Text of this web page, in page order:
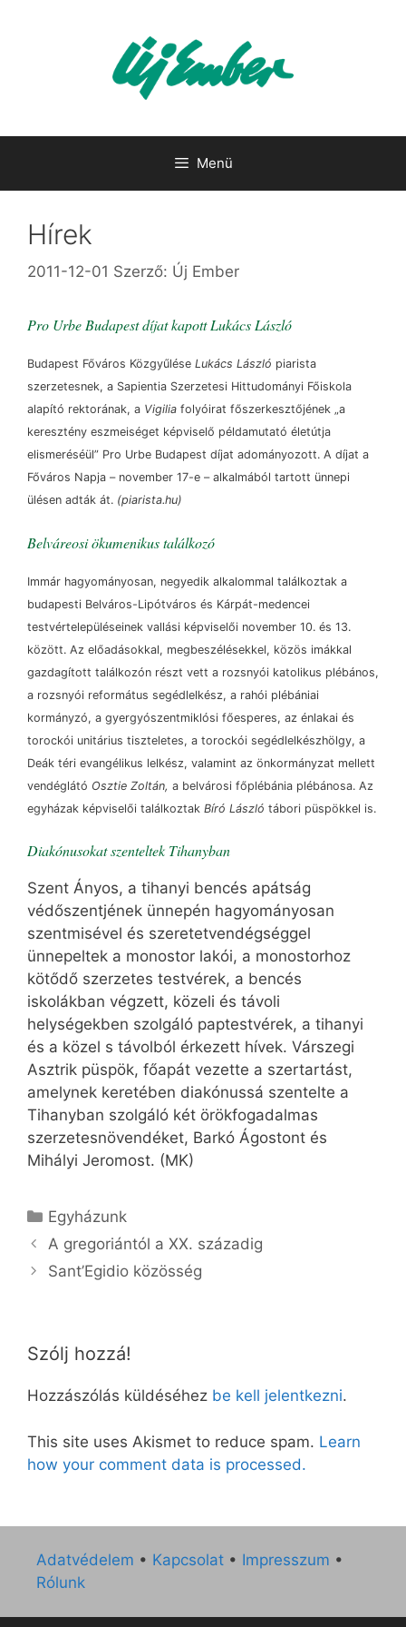
Menü
Hírek
2011-12-01 Szerző: Új Ember
Pro Urbe Budapest díjat kapott Lukács László
Budapest Főváros Közgyűlése Lukács László piarista
szerzetesnek, a Sapientia Szerzetesi Hittudományi Főiskola
alapító rektorának, a Vigilia folyóirat főszerkesztőjének „a
keresztény eszmeiséget képviselő példamutató életútja
elismeréséül” Pro Urbe Budapest díjat adományozott. A díjat a
Főváros Napja –november 17-e –alkalmából tartott ünnepi
ülésen adták át. (piarista.hu)
Belváreosi ökumenikus találkozó
Immár hagyományosan, negyedik alkalommal találkoztak a
budapesti Belváros-Lipótváros és Kárpát-medencei
testvértelepüléseinek vallási képviselői november 10. és 13.
között. Az előadásokkal, megbeszélésekkel, közös imákkal
gazdagított találkozón részt vett a rozsnyói katolikus plébános,
a rozsnyói református segédlelkész, a rahói plébániai
kormányzó, a gyergyószentmiklósi főesperes, az énlakai és
torockói unitárius tiszteletes, a torockói segédlelkészhölgy, a
Deák téri evangélikus lelkész, valamint az önkormányzat mellett
vendéglátó Osztie Zoltán, a belvárosi főplébánia plébánosa. Az
egyházak képviselői találkoztak Bíró László tábori püspökkel is.
Diakónusokat szenteltek Tihanyban
Szent Ányos, a tihanyi bencés apátság
védőszentjének ünnepén hagyományosan
szentmisével és szeretetvendégséggel
ünnepeltek a monostor lakói, a monostorhoz
kötődő szerzetes testvérek, a bencés
iskolákban végzett, közeli és távoli
helységekben szolgáló paptestvérek, a tihanyi
és a közel s távolból érkezett hívek. Várszegi
Asztrik püspök, főapát vezette a szertartást,
amelynek keretében diakónussá szentelte a
Tihanyban szolgáló két örökfogadalmas
szerzetesnövendéket, Barkó Ágostont és
Mihályi Jeromost. (MK)
Kategória
Egyházunk
A gregoriántól a XX. századig
Sant’Egidio közösség
Szólj hozzá!
Hozzászólás küldéséhez be kell jelentkezni.
This site uses Akismet to reduce spam. Learn
how your comment data is processed.
Adatvédelem • Kapcsolat • Impresszum •
Rólunk